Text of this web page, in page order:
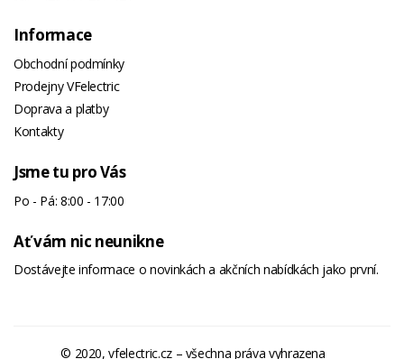
Informace
Obchodní podmínky
Prodejny VFelectric
Doprava a platby
Kontakty
Jsme tu pro Vás
Po - Pá: 8:00 - 17:00
Ať vám nic neunikne
Dostávejte informace o novinkách a akčních nabídkách jako první.
© 2020, vfelectric.cz – všechna práva vyhrazena